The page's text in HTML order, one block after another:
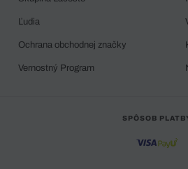
Ľudia
Ochrana obchodnej značky
Vernostný Program
SPÔSOB